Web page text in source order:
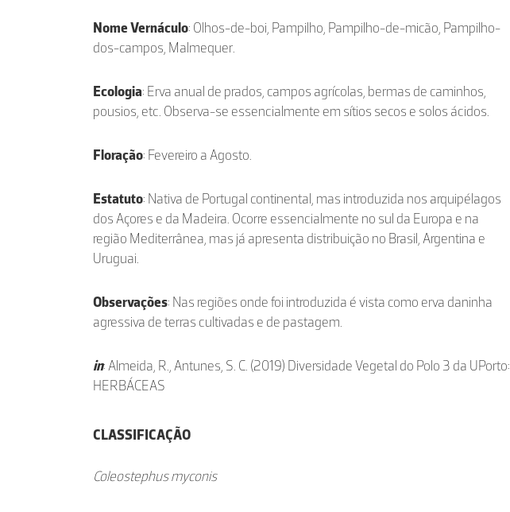
Nome Vernáculo: Olhos-de-boi, Pampilho, Pampilho-de-micão, Pampilho-
dos-campos, Malmequer.
Ecologia: Erva anual de prados, campos agrícolas, bermas de caminhos,
pousios, etc. Observa-se essencialmente em sítios secos e solos ácidos.
Floração: Fevereiro a Agosto.
Estatuto: Nativa de Portugal continental, mas introduzida nos arquipélagos
dos Açores e da Madeira. Ocorre essencialmente no sul da Europa e na
região Mediterrânea, mas já apresenta distribuição no Brasil, Argentina e
Uruguai.
Observações: Nas regiões onde foi introduzida é vista como erva daninha
agressiva de terras cultivadas e de pastagem.
in: Almeida, R., Antunes, S. C. (2019) Diversidade Vegetal do Polo 3 da UPorto:
HERBÁCEAS
CLASSIFICAÇÃO
Coleostephus myconis